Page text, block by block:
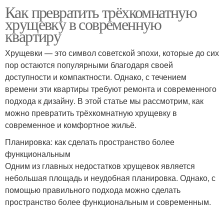
Как превратить трёхкомнатную
хрущевку в современную
квартиру
Хрущевки — это символ советской эпохи, которые до сих
пор остаются популярными благодаря своей
доступности и компактности. Однако, с течением
времени эти квартиры требуют ремонта и современного
подхода к дизайну. В этой статье мы рассмотрим, как
можно превратить трёхкомнатную хрущевку в
современное и комфортное жильё.
Планировка: как сделать пространство более
функциональным
Одним из главных недостатков хрущевок является
небольшая площадь и неудобная планировка. Однако, с
помощью правильного подхода можно сделать
пространство более функциональным и современным.